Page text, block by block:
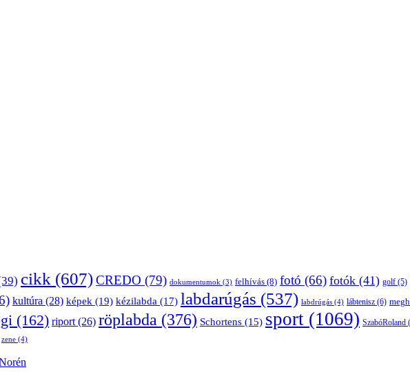
cikk (607)CREDO (79) dokumentumok (3) felhívás (8) fotó (66) fotók (41) golf (5)
kultúra (28) képek (19) kézilabda (17) labdarúgás (537) labdrúgás (4) lábtenisz (6)
(162) riport(26) röplabda (376) Schortens (15) sport (1069) SzabóRoland
zene (4)